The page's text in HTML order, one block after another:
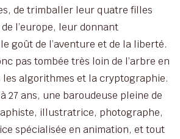
de trimballer leur quatre filles
de l’europe, leur donnant
goût de l’aventure et de la liberté.
pas tombée très loin de l’arbre en
les algorithmes et la cryptographie.
27 ans, une baroudeuse pleine de
illustratrice, photographe,
spécialisée en animation, et tout